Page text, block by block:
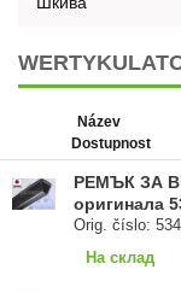
Název
Dostupnost
РЕМЪК ЗА
оригинала
Orig. číslo:
На склад